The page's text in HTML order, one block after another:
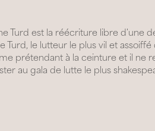
Turd est la réécriture libre d'une
le lutteur le plus vil et
prétendant à la ceinture et il ne
au gala de lutte le plus